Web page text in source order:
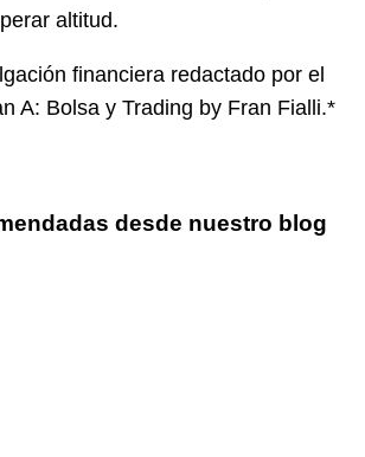
altitud.
financiera redactado por el
A: Bolsa y Trading by Fran Fialli.*
desde nuestro blog